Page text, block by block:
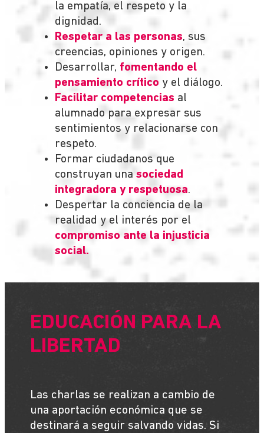
la empatía, el respeto y la
dignidad.
Respetar a las personas, sus
creencias, opiniones y origen.
Desarrollar, fomentando el
pensamiento crítico y el diálogo.
Facilitar competencias al
alumnado para expresar sus
sentimientos y relacionarse con
respeto.
Formar ciudadanos que
construyan una sociedad
integradora y respetuosa.
Despertar la conciencia de la
realidad y el interés por el
compromiso ante la injusticia
social.
EDUCACIÓN PARA LA
LIBERTAD
Las charlas se realizan a cambio de
una aportación económica que se
destinará a seguir salvando vidas. Si